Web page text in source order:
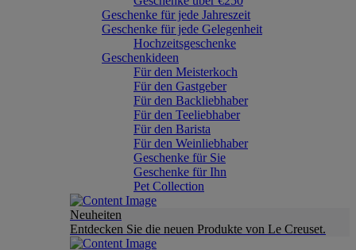
Geschenke für jede Jahreszeit
Geschenke für jede Gelegenheit
Hochzeitsgeschenke
Geschenkideen
Für den Meisterkoch
Für den Gastgeber
Für den Backliebhaber
Für den Teeliebhaber
Für den Barista
Für den Weinliebhaber
Geschenke für Sie
Geschenke für Ihn
Pet Collection
Neuheiten
Entdecken Sie die neuen Produkte von Le Creuset.